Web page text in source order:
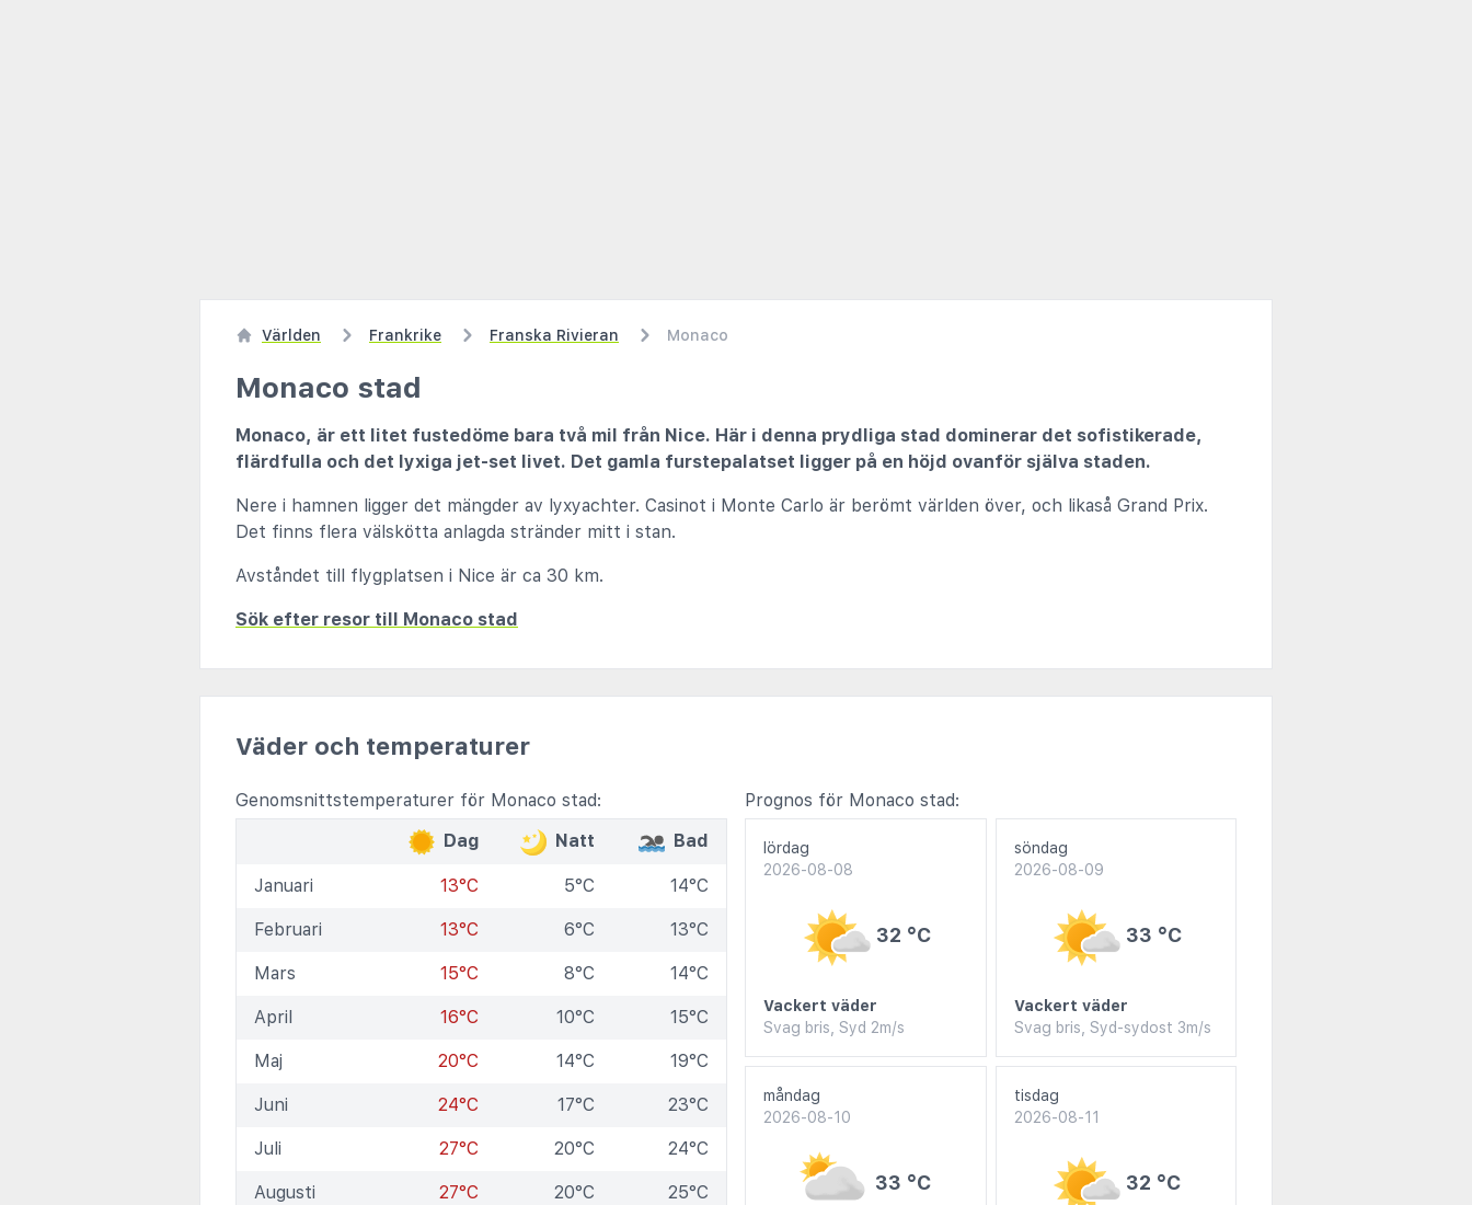
Världen Frankrike Franska Rivieran Monaco
Monaco stad
Monaco, är ett litet fustedöme bara två mil från Nice. Här i denna prydliga stad dominerar det sofistikerade,
flärdfulla och det lyxiga jet-set livet. Det gamla furstepalatset ligger på en höjd ovanför själva staden.
Nere i hamnen ligger det mängder av lyxyachter. Casinot i Monte Carlo är berömt världen över, och likaså Grand Prix.
Det finns flera välskötta anlagda stränder mitt i stan.
Avståndet till flygplatsen i Nice är ca 30 km.
Sök efter resor till Monaco stad
Väder och temperaturer
Genomsnittstemperaturer för Monaco stad:
Dag
Natt Bad
Januari 13°C 5°C 14°C
Februari 13°C 6°C 13°C
Mars 15°C 8°C 14°C
April 16°C 10°C 15°C
Maj 20°C 14°C 19°C
Juni 24°C 17°C 23°C
Juli 27°C 20°C 24°C
Augusti 27°C 20°C 25°C
Prognos för Monaco stad:
lördag
2026-08-08
32 °C
Vackert väder
Svag bris, Syd 2m/s
söndag
2026-08-09
33 °C
Vackert väder
Svag bris, Syd-sydost 3m/s
måndag
2026-08-10
33 °C
tisdag
2026-08-11
32 °C